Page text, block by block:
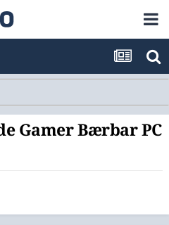
Gamer Bærbar PC